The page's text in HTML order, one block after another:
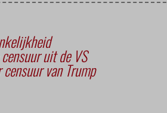
uit de VS
van Trump